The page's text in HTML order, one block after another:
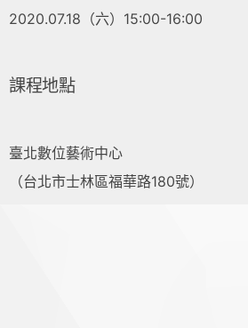
2020.07.18（六）15:00-16:00
課程地點
臺北數位藝術中心
（台北市士林區福華路180號）